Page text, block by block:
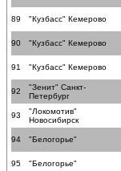
89 "Кузбасс" Кемерово
90 "Кузбасс" Кемерово
91 "Кузбасс" Кемерово
92
"Зенит" Санкт-
Петербург
93
"Локомотив"
Новосибирск
94 "Белогорье"
95 "Белогорье"